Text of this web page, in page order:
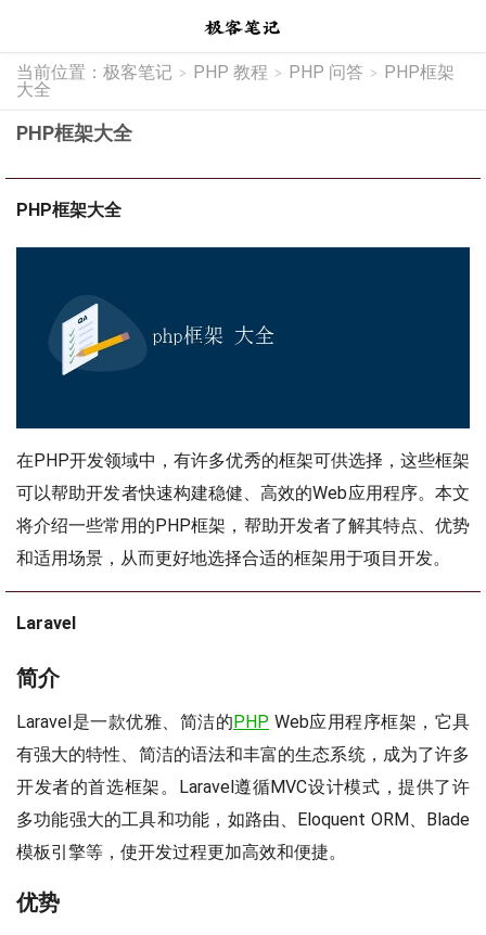
当前位置： 极客笔记 > PHP 教程 > PHP 问答 > PHP框架
大全
PHP框架大全
PHP框架大全
在PHP开发领域中，有许多优秀的框架可供选择，这些框架
可以帮助开发者快速构建稳健、高效的Web应用程序。本文
将介绍一些常用的PHP框架，帮助开发者了解其特点、优势
和适用场景，从而更好地选择合适的框架用于项目开发。
Laravel
简介
Laravel是一款优雅、简洁的 PHP Web应用程序框架，它具
有强大的特性、简洁的语法和丰富的生态系统，成为了许多
开发者的首选框架。Laravel遵循MVC设计模式，提供了许
多功能强大的工具和功能，如路由、Eloquent ORM、Blade
模板引擎等，使开发过程更加高效和便捷。
优势